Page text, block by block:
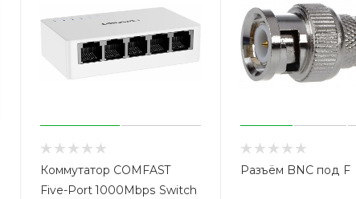
Коммутатор COMFAST
Five-Port 1000Mbps Switch
Разъём BNC под F